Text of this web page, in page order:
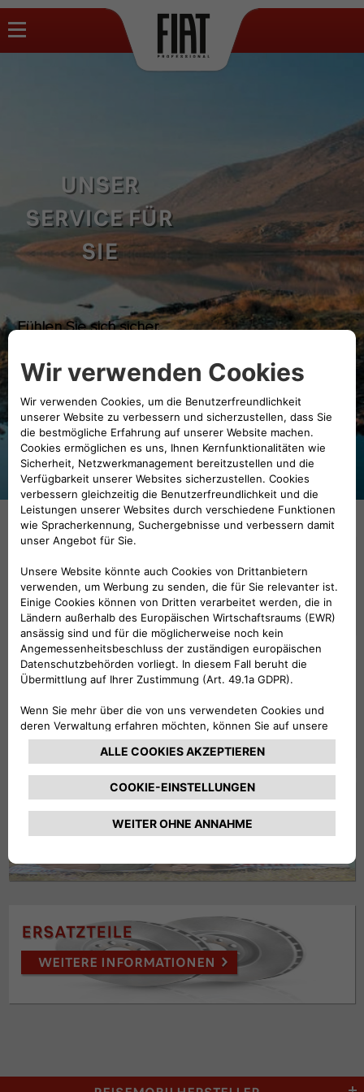
UNSER
SERVICE FÜR
SIE​
Fühlen Sie sich sicher,
verwöhnt: vor, während
und nach der Reise.
Entdecken Sie unsere
breite Palette an
Dienstleistungen.
KUNDENDIENST
WEITERE INFORMATIONEN
FIAT CAMPER ASSISTANCE
WEITERE INFORMATIONEN
FLEXCARE
WEITERE INFORMATIONEN
ERSATZTEILE
WEITERE INFORMATIONEN